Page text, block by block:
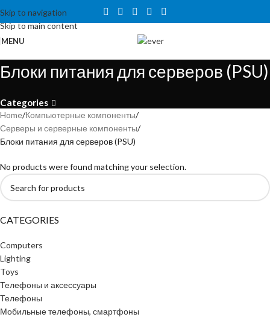
Skip to navigation
Skip to main content
Tähelepanu! Veebisait on väljatöötamisel ning töötab ajutiselt
kataloogirežiimis. Hetkel veel tellida ei saa, kuid on võimalus tutvuda
toodete ja hindadega.
MENU
Блоки питания для серверов (PSU)
Categories
CATEGORIES
Computers
Lighting
Toys
Телефоны и аксессуары
Телефоны
Мобильные телефоны, смартфоны
Home Компьютерные компоненты
Серверы и серверные компоненты
Блоки питания для серверов (PSU)
No products were found matching your selection.